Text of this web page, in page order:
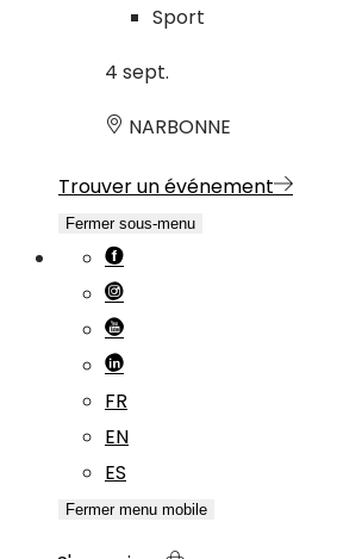
Sport
4 sept.
NARBONNE
Trouver un événement
Fermer sous-menu
FR
EN
ES
Fermer menu mobile